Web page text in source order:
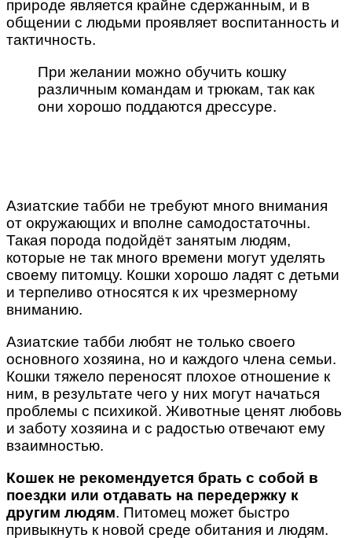
природе является крайне сдержанным, и в
общении с людьми проявляет воспитанность и
тактичность.
При желании можно обучить кошку
различным командам и трюкам, так как
они хорошо поддаются дрессуре.
Азиатские табби не требуют много внимания
от окружающих и вполне самодостаточны.
Такая порода подойдёт занятым людям,
которые не так много времени могут уделять
своему питомцу. Кошки хорошо ладят с детьми
и терпеливо относятся к их чрезмерному
вниманию.
Азиатские табби любят не только своего
основного хозяина, но и каждого члена семьи.
Кошки тяжело переносят плохое отношение к
ним, в результате чего у них могут начаться
проблемы с психикой. Животные ценят любовь
и заботу хозяина и с радостью отвечают ему
взаимностью.
Кошек не рекомендуется брать с собой в
поездки или отдавать на передержку к
другим людям. Питомец может быстро
привыкнуть к новой среде обитания и людям.